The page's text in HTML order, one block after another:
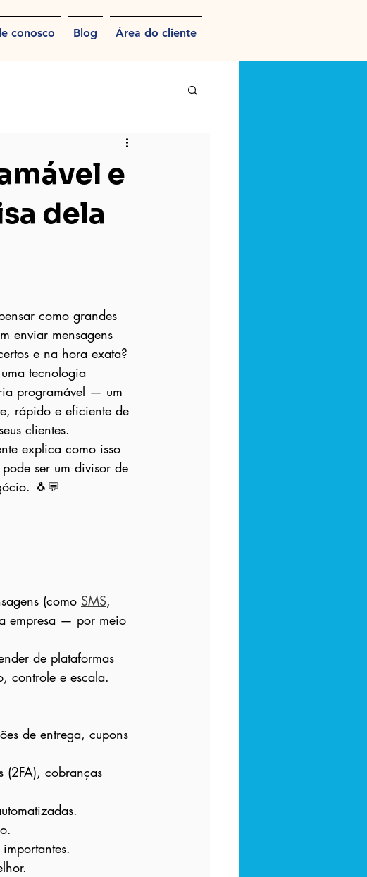
conosco Blog Área do cliente
e
dela
como grandes
enviar mensagens
e na hora exata?
tecnologia
programável — um
rápido e eficiente de
clientes.
explica como isso
ser um divisor de
🐧💬
(como SMS,
empresa — por meio
de plataformas
controle e escala.
de entrega, cupons
(2FA), cobranças